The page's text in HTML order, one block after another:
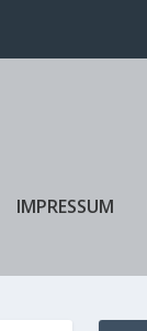
IMPRESSUM